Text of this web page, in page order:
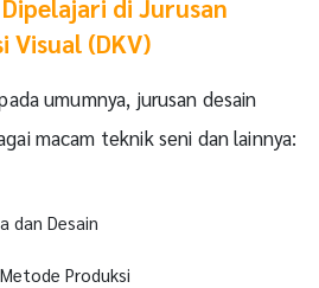
di Jurusan
Visual (DKV)
umumnya, jurusan desain
macam teknik seni dan lainnya:
dan Desain
Produksi